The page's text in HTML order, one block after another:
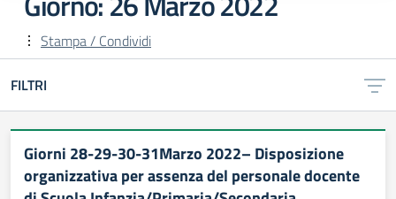
Stampa / Condividi
FILTRI
Giorni 28-29-30-31Marzo 2022– Disposizione
organizzativa per assenza del personale docente